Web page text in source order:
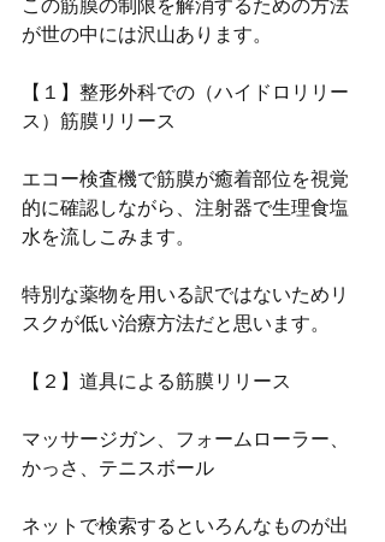
この筋膜の制限を解消するための方法
が世の中には沢山あります。
【１】整形外科での（ハイドロリリー
ス）筋膜リリース
エコー検査機で筋膜が癒着部位を視覚
的に確認しながら、注射器で生理食塩
水を流しこみます。
特別な薬物を用いる訳ではないためリ
スクが低い治療方法だと思います。
【２】道具による筋膜リリース
マッサージガン、フォームローラー、
かっさ、テニスボール
ネットで検索するといろんなものが出